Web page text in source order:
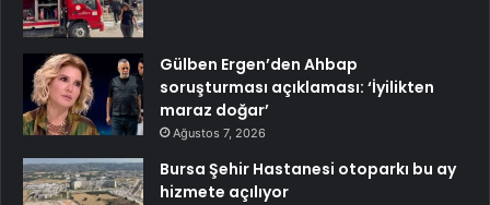
Gülben Ergen’den Ahbap
soruşturması açıklaması: ‘İyilikten
maraz doğar’
Ağustos 7, 2026
Bursa Şehir Hastanesi otoparkı bu ay
hizmete açılıyor